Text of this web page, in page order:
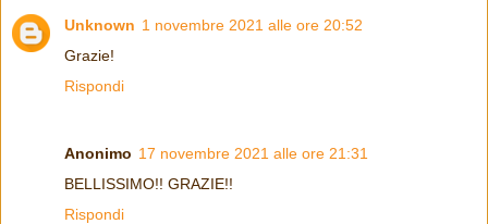
Unknown 1 novembre 2021 alle ore 20:52
Grazie!
Rispondi
Anonimo 17 novembre 2021 alle ore 21:31
BELLISSIMO!! GRAZIE!!
Rispondi